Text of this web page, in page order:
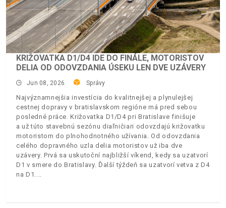
KRIŽOVATKA D1/D4 IDE DO FINÁLE, MOTORISTOV
DELIA OD ODOVZDANIA ÚSEKU LEN DVE UZÁVERY
Jun 08, 2026 Správy
Najvýznamnejšia investícia do kvalitnejšej a plynulejšej
cestnej dopravy v bratislavskom regióne má pred sebou
posledné práce. Križovatka D1/D4 pri Bratislave finišuje
a už túto stavebnú sezónu diaľničiari odovzdajú križovatku
motoristom do plnohodnotného užívania. Od odovzdania
celého dopravného uzla delia motoristov už iba dve
uzávery. Prvá sa uskutoční najbližší víkend, kedy sa uzatvorí
D1 v smere do Bratislavy. Ďalší týždeň sa uzatvorí vetva z D4
na D1.